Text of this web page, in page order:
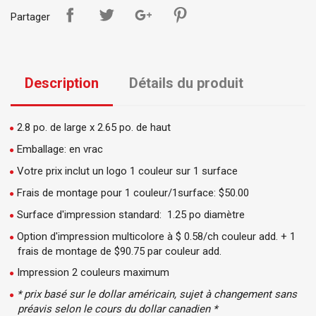
Partager
Description Détails du produit
2.8 po. de large x 2.65 po. de haut
Emballage: en vrac
Votre prix inclut un logo 1 couleur sur 1 surface
Frais de montage pour 1 couleur/1surface: $50.00
Surface d'impression standard: 1.25 po diamètre
Option d'impression multicolore à $ 0.58/ch couleur add. + 1
frais de montage de $90.75 par couleur add.
Impression 2 couleurs maximum
* prix basé sur le dollar américain, sujet à changement sans
préavis selon le cours du dollar canadien *